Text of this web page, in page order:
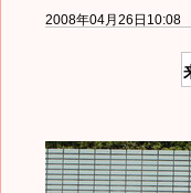
2008年04月26日10:08